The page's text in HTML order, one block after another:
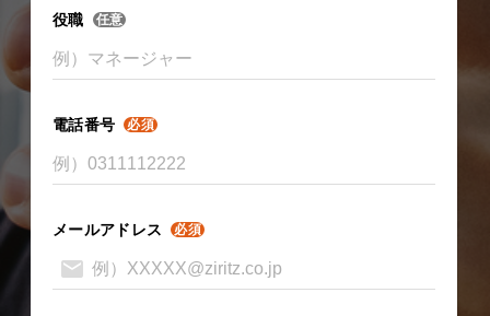
役職 任意
電話番号 必須
メールアドレス 必須